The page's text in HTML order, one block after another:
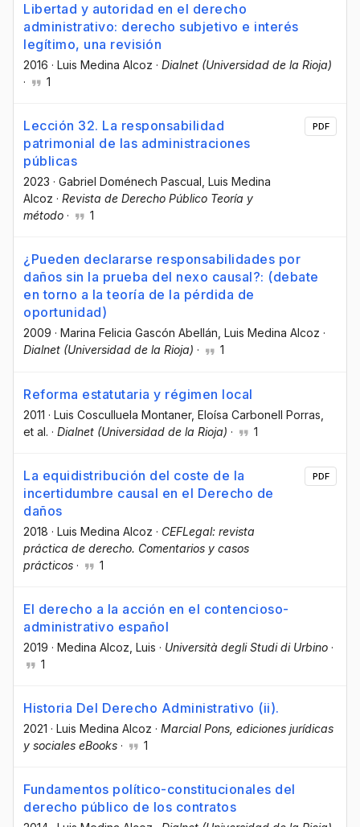
Libertad y autoridad en el derecho
administrativo: derecho subjetivo e interés
legítimo, una revisión
2016 · Luis Medina Alcoz · Dialnet (Universidad de la Rioja)
·
1
Lección 32. La responsabilidad
patrimonial de las administraciones
públicas
2023 · Gabriel Doménech Pascual , Luis Medina
Alcoz · Revista de Derecho Público Teoría y
método · 1
PDF
¿Pueden declararse responsabilidades por
daños sin la prueba del nexo causal?: (debate
en torno a la teoría de la pérdida de
oportunidad)
2009 · Marina Felicia Gascón Abellán, Luis Medina Alcoz ·
Dialnet (Universidad de la Rioja) · 1
Reforma estatutaria y régimen local
2011 · Luis Cosculluela Montaner, Eloísa Carbonell Porras
et al. · Dialnet (Universidad de la Rioja) · 1
La equidistribución del coste de la
incertidumbre causal en el Derecho de
daños
2018 · Luis Medina Alcoz · CEFLegal: revista
práctica de derecho. Comentarios y casos
prácticos · 1
PDF
El derecho a la acción en el contencioso-
administrativo español
2019 · Medina Alcoz, Luis · Università degli Studi di Urbino ·
1
Historia Del Derecho Administrativo (ii).
2021 · Luis Medina Alcoz · Marcial Pons, ediciones jurídicas
y sociales eBooks · 1
Fundamentos político-constitucionales del
derecho público de los contratos